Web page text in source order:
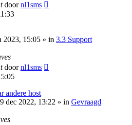
doornl1sms
2023, 15:05 » in 3.3 Support
doornl1sms
andere host
dec 2022, 13:22 » in Gevraagd